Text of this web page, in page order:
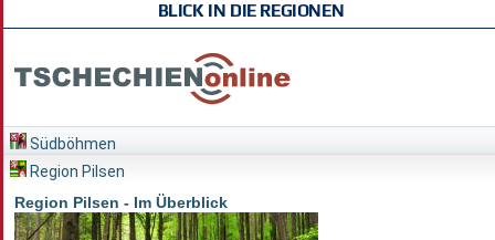
BLICK IN DIE REGIONEN
Südböhmen
Region Pilsen
Region Pilsen - Im Überblick